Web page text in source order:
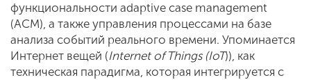
функциональности adaptive case management
(ACM), а также управления процессами на базе
анализа событий реального времени. Упоминается
Интернет вещей (Internet of Things (IoT)), как
техническая парадигма, которая интегрируется с